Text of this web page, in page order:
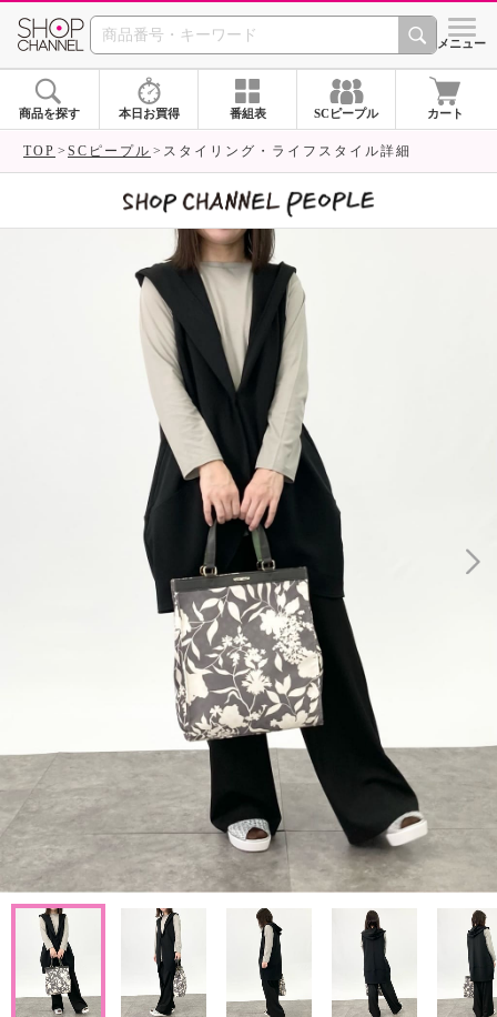
SHOP CHANNEL シメニュー
商品を探す 本日お買得 番組表 SCピープル カート
TOP SCピープル スタイリング・ライフスタイル詳細